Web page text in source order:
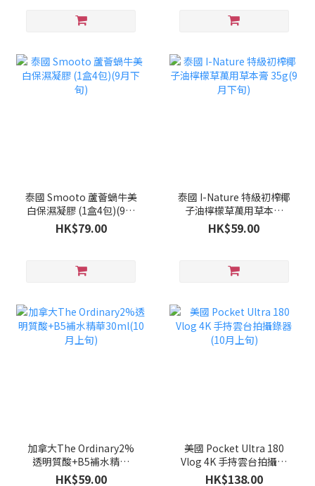
泰國 Smooto 蘆薈蝸牛美
白保濕凝膠 (1盒4包)(9月
下旬)
HK$79.00
泰國 I-Nature 特級初榨椰
子油檸檬草萬用草本膏
35g(9月下旬)
HK$59.00
加拿大The Ordinary2%
透明質酸+B5補水精華
30ml(10月上旬)
HK$59.00
美國 Pocket Ultra 180
Vlog 4K 手持雲台拍攝錄
器(10月上旬)
HK$138.00